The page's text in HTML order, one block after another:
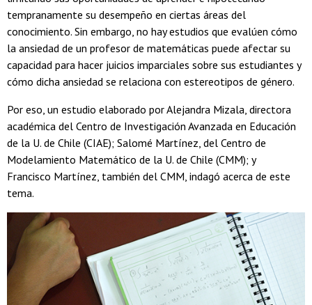
tempranamente su desempeño en ciertas áreas del
conocimiento. Sin embargo, no hay estudios que evalúen cómo
la ansiedad de un profesor de matemáticas puede afectar su
capacidad para hacer juicios imparciales sobre sus estudiantes y
cómo dicha ansiedad se relaciona con estereotipos de género.
Por eso, un estudio elaborado por Alejandra Mizala, directora
académica del Centro de Investigación Avanzada en Educación
de la U. de Chile (CIAE); Salomé Martínez, del Centro de
Modelamiento Matemático de la U. de Chile (CMM); y
Francisco Martínez, también del CMM, indagó acerca de este
tema.